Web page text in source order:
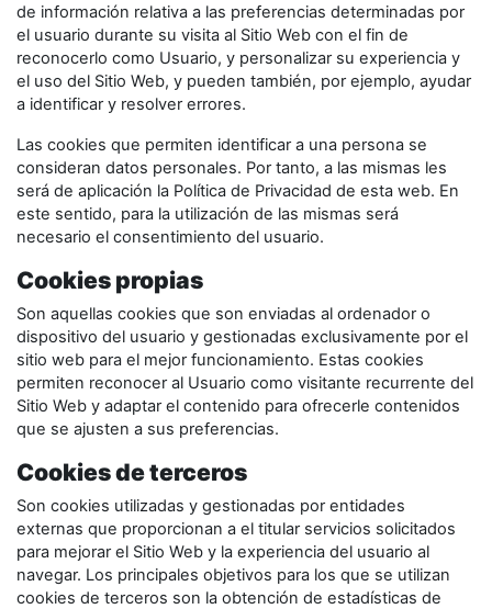
de información relativa a las preferencias determinadas por
el usuario durante su visita al Sitio Web con el fin de
reconocerlo como Usuario, y personalizar su experiencia y
el uso del Sitio Web, y pueden también, por ejemplo, ayudar
a identificar y resolver errores.
Las cookies que permiten identificar a una persona se
consideran datos personales. Por tanto, a las mismas les
será de aplicación la Política de Privacidad de esta web. En
este sentido, para la utilización de las mismas será
necesario el consentimiento del usuario.
Cookies propias
Son aquellas cookies que son enviadas al ordenador o
dispositivo del usuario y gestionadas exclusivamente por el
sitio web para el mejor funcionamiento. Estas cookies
permiten reconocer al Usuario como visitante recurrente del
Sitio Web y adaptar el contenido para ofrecerle contenidos
que se ajusten a sus preferencias.
Cookies de terceros
Son cookies utilizadas y gestionadas por entidades
externas que proporcionan a el titular servicios solicitados
para mejorar el Sitio Web y la experiencia del usuario al
navegar. Los principales objetivos para los que se utilizan
cookies de terceros son la obtención de estadísticas de